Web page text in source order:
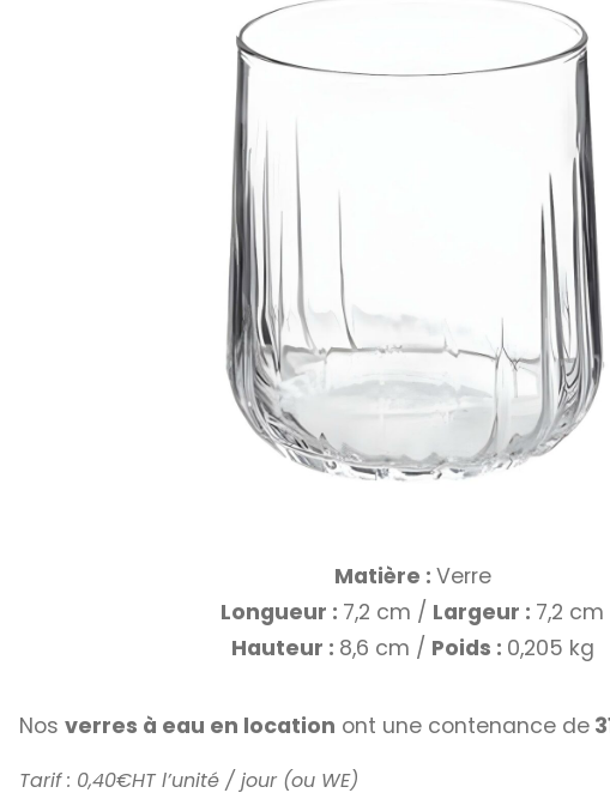
Matière : Verre
Longueur : 7,2 cm / Largeur : 7,2 cm
Hauteur : 8,6 cm / Poids : 0,205 kg
Nos verres à eau en location ont une contenance de
Tarif : 0,40€HT l’unité / jour (ou WE)